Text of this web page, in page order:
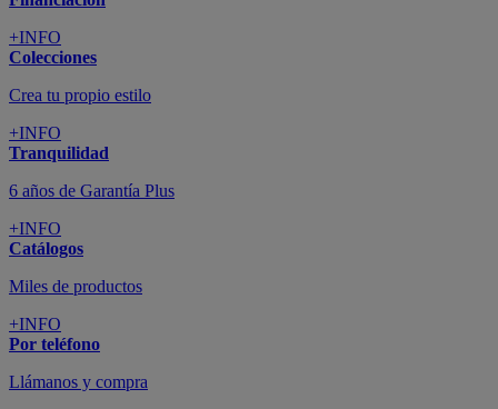
+INFO
Colecciones
Crea tu propio estilo
+INFO
Tranquilidad
6 años de Garantía Plus
+INFO
Catálogos
Miles de productos
+INFO
Por teléfono
Llámanos y compra